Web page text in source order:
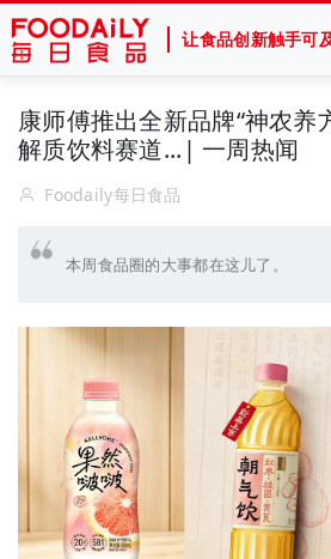
让食品创新触手可
康师傅推出全新品牌“神农养
解质饮料赛道...| 一周热闻
Foodaily每日食品
本周食品圈的大事都在这儿了。